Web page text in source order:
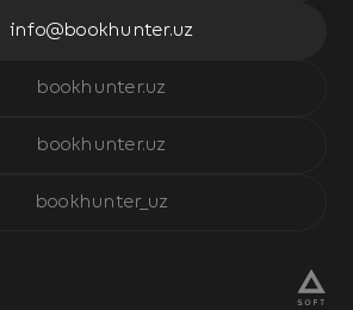
info@bookhunter.uz
bookhunter.uz
bookhunter.uz
bookhunter_uz